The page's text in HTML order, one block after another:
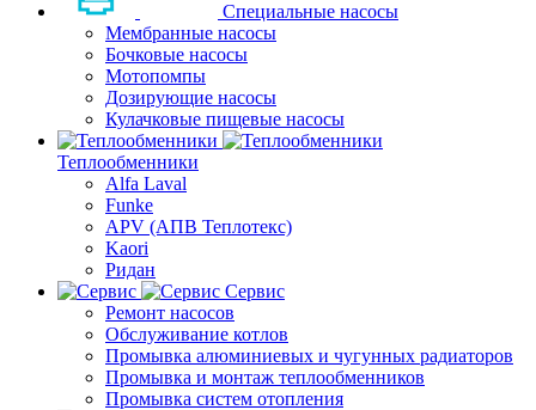
Специальные насосы
Мембранные насосы
Бочковые насосы
Мотопомпы
Дозирующие насосы
Кулачковые пищевые насосы
Теплообменники
Alfa Laval
Funke
APV (АПВ Теплотекс)
Kaori
Ридан
Сервис
Ремонт насосов
Обслуживание котлов
Промывка алюминиевых и чугунных радиаторов
Промывка и монтаж теплообменников
Промывка систем отопления